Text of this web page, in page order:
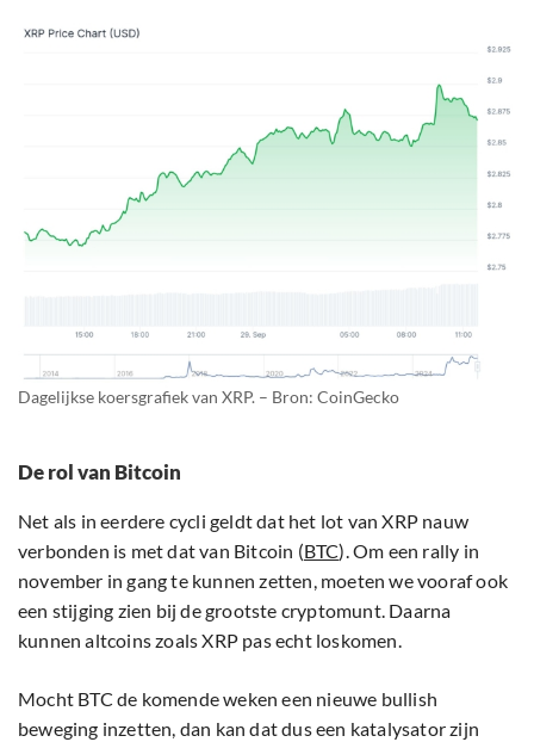
Dagelijkse koersgrafiek van XRP. – Bron: CoinGecko
De rol van Bitcoin
Net als in eerdere cycli geldt dat het lot van XRP nauw
verbonden is met dat van Bitcoin (BTC). Om een rally in
november in gang te kunnen zetten, moeten we vooraf ook
een stijging zien bij de grootste cryptomunt. Daarna
kunnen altcoins zoals XRP pas echt loskomen.
Mocht BTC de komende weken een nieuwe bullish
beweging inzetten, dan kan dat dus een katalysator zijn